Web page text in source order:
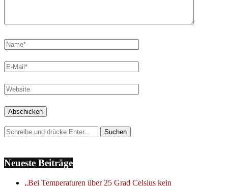
Neueste Beiträge
„Bei Temperaturen über 25 Grad Celsius kein